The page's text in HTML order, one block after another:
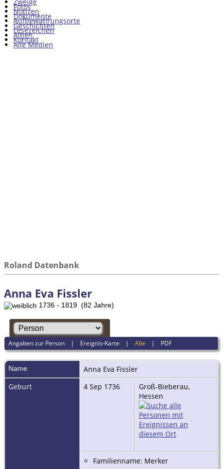
Fotos
Dokumente
Geschichten
Alben
Alle Medien
Notizen
Aufbewahrungsorte
Lesezeichen
Kontakt
Roland Datenbank
Anna Eva Fissler
1736 - 1819 (82 Jahre)
Angaben zur Person | Ereignis-Karte |Alle | PDF
Name Anna Eva Fissler
Geburt
4 Sep 1736
Groß-Bieberau,
Hessen
Familienname: Merker